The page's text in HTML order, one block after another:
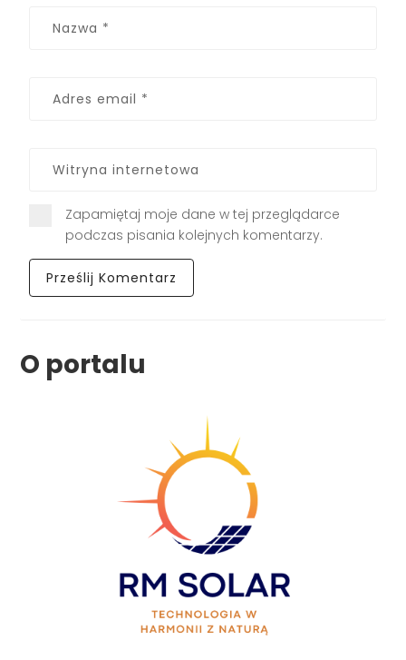
Zapamiętaj moje dane w tej przeglądarce
podczas pisania kolejnych komentarzy.
O portalu